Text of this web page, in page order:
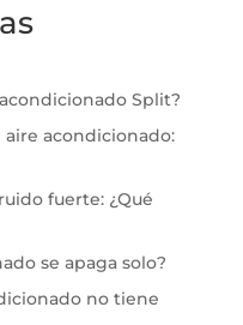
Split?
acondicionado:
fuerte: ¿Qué
se apaga solo?
no tiene